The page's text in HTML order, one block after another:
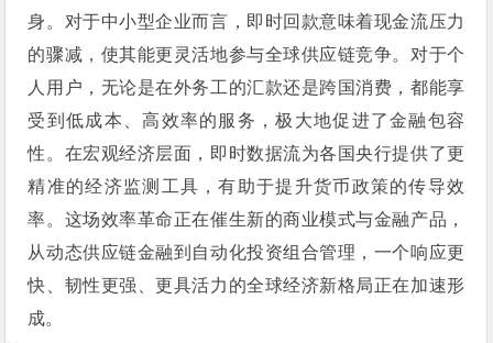
身。对于中小型企业而言，即时回款意味着现金流压力
的骤减，使其能更灵活地参与全球供应链竞争。对于个
人用户，无论是在外务工的汇款还是跨国消费，都能享
受到低成本、高效率的服务，极大地促进了金融包容
性。在宏观经济层面，即时数据流为各国央行提供了更
精准的经济监测工具，有助于提升货币政策的传导效
率。这场效率革命正在催生新的商业模式与金融产品，
从动态供应链金融到自动化投资组合管理，一个响应更
快、韧性更强、更具活力的全球经济新格局正在加速形
成。